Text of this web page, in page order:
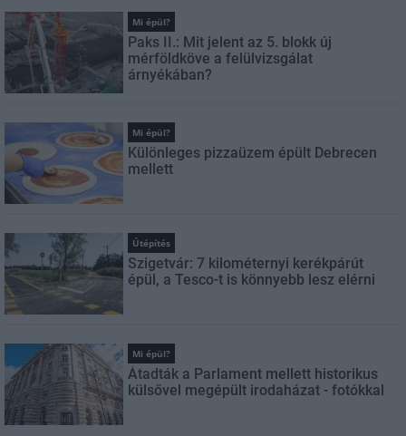
Mi épül?
Paks II.: Mit jelent az 5. blokk új
mérföldköve a felülvizsgálat
árnyékában?
Mi épül?
Különleges pizzaüzem épült Debrecen
mellett
Útépítés
Szigetvár: 7 kilométernyi kerékpárút
épül, a Tesco-t is könnyebb lesz elérni
Mi épül?
Átadták a Parlament mellett historikus
külsővel megépült irodaházat - fotókkal